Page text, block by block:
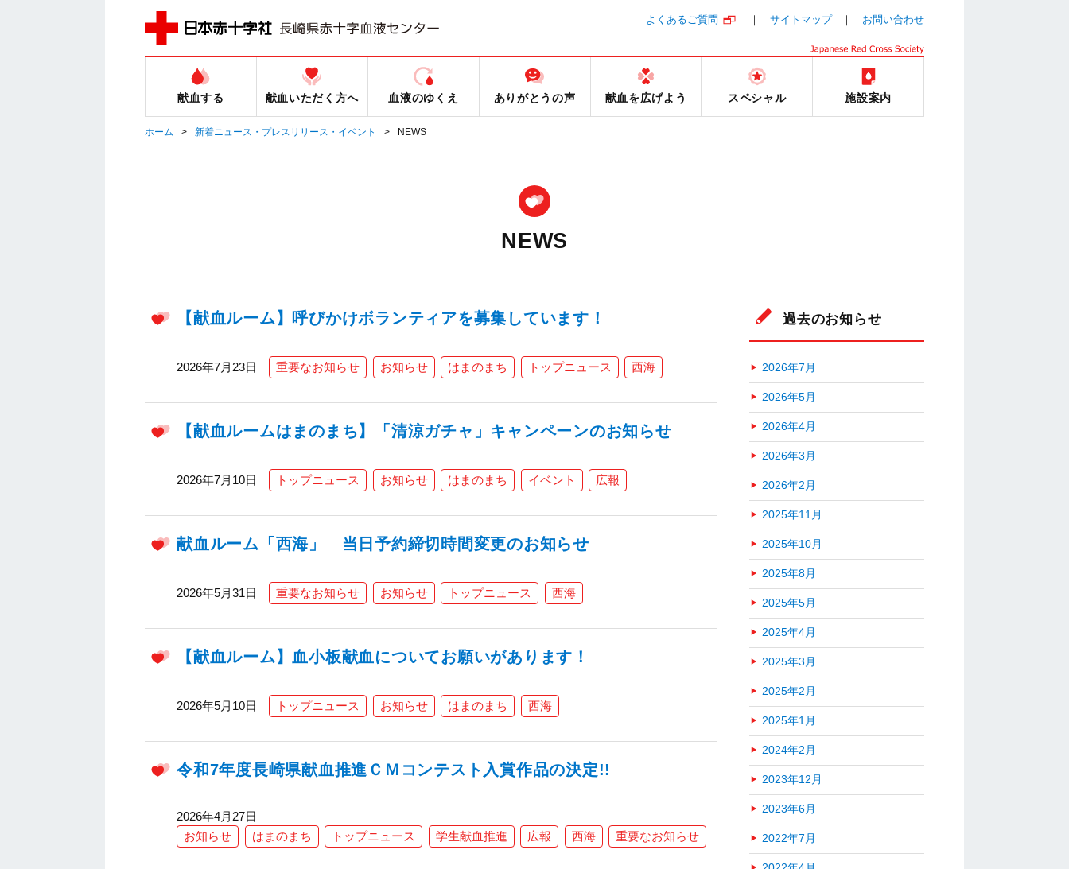
よくあるご質問 サイトマップ お問い合わせ
献血する 献血いただく方へ 血液のゆくえ ありがとうの声 献血を広げよう スペシャル 施設案内
ホーム 新着ニュース・プレスリリース・イベント NEWS
NEWS
【献血ルーム】呼びかけボランティアを募集しています！
2026年7月23日 重要なお知らせ お知らせ はまのまち トップニュース 西海
【献血ルームはまのまち】「清涼ガチャ」キャンペーンのお知らせ
2026年7月10日 トップニュース お知らせ はまのまち イベント 広報
献血ルーム「西海」 当日予約締切時間変更のお知らせ
2026年5月31日 重要なお知らせ お知らせ トップニュース 西海
【献血ルーム】血小板献血についてお願いがあります！
2026年5月10日 トップニュース お知らせ はまのまち 西海
令和7年度長崎県献血推進ＣＭコンテスト入賞作品の決定!!
2026年4月27日
お知らせ
はまのまち トップニュース 学生献血推進 広報 西海 重要なお知らせ
過去のお知らせ
2026年7月
2026年5月
2026年4月
2026年3月
2026年2月
2025年11月
2025年10月
2025年8月
2025年5月
2025年4月
2025年3月
2025年2月
2025年1月
2024年2月
2023年12月
2023年6月
2022年7月